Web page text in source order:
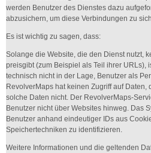
werden Benutzer des Dienstes dazu
abzusichern, um diese Verbindungen zu
Es ist wichtig zu sagen, dass:
Solange die Website, die den Dienst nutzt,
preisgibt (zum Beispiel als Teil ihrer URLs),
technisch nicht in der Lage, Benutzer als
RevolverMaps hat keinen Zugriff auf
solche Daten nicht. Der RevolverMaps-
Benutzer nicht über Websites hinweg. Das
Benutzer anhand eindeutiger IDs aus
Speichertechniken zu identifizieren.
Weitere Informationen und die geltenden